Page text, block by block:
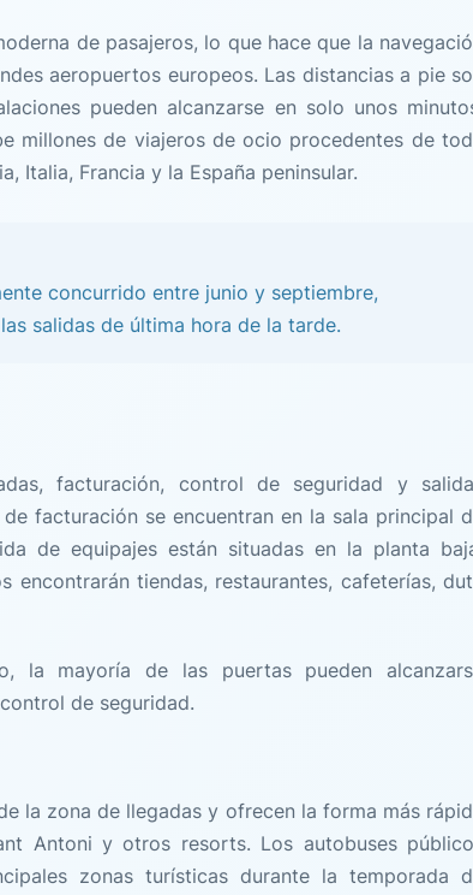
de pasajeros, lo que hace que la
aeropuertos europeos. Las distancias a pie
pueden alcanzarse en solo unos
millones de viajeros de ocio procedentes de
Italia, Francia y la España peninsular.
concurrido entre junio y septiembre,
salidas de última hora de la tarde.
facturación, control de seguridad y
facturación se encuentran en la sala principal
de equipajes están situadas en la planta
encontrarán tiendas, restaurantes, cafeterías,
la mayoría de las puertas pueden
de seguridad.
la zona de llegadas y ofrecen la forma más
Antoni y otros resorts. Los autobuses
zonas turísticas durante la temporada